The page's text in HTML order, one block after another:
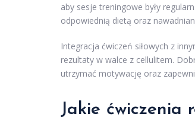
aby sesje treningowe były
odpowiednią dietą oraz
Integracja ćwiczeń siłowych z
rezultaty w walce z cellulitem.
utrzymać motywację oraz
Jakie ćwiczenia